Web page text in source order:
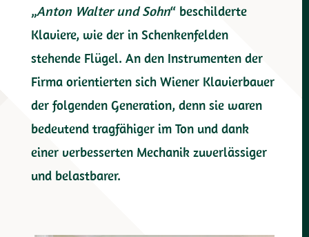
„Anton Walter und Sohn“ beschilderte
Klaviere, wie der in Schenkenfelden
stehende Flügel. An den Instrumenten der
Firma orientierten sich Wiener Klavierbauer
der folgenden Generation, denn sie waren
bedeutend tragfähiger im Ton und dank
einer verbesserten Mechanik zuverlässiger
und belastbarer.